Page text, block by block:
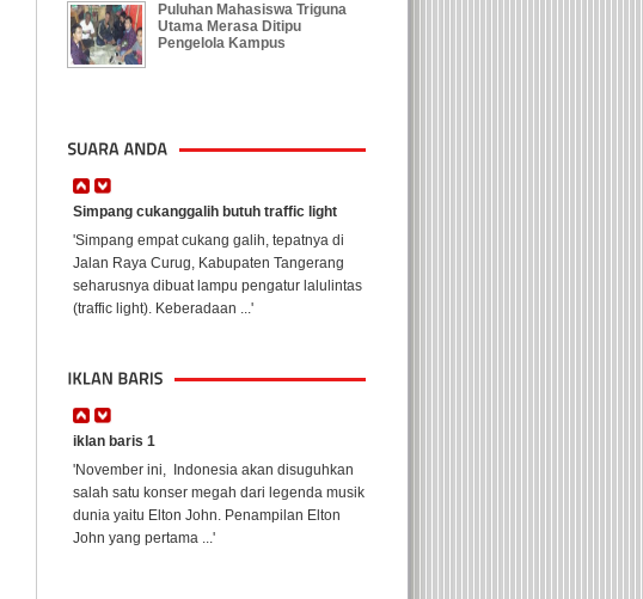
Puluhan Mahasiswa Triguna
Utama Merasa Ditipu
Pengelola Kampus
Simpang cukanggalih butuh traffic light
'Simpang empat cukang galih, tepatnya di
Jalan Raya Curug, Kabupaten Tangerang
seharusnya dibuat lampu pengatur lalulintas
(traffic light). Keberadaan ...'
iklan baris 1
'November ini, Indonesia akan disuguhkan
salah satu konser megah dari legenda musik
dunia yaitu Elton John. Penampilan Elton
John yang pertama ...'